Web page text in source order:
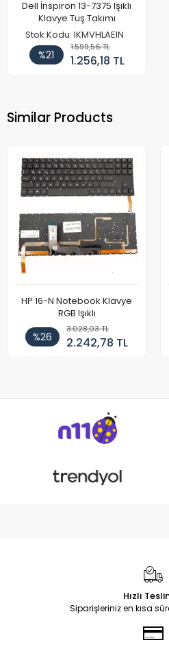
Dell İnspiron 13-7375 Işıklı
Klavye Tuş Takımı
Stok Kodu: IKMVHLAEIN
%21
1.599,56 TL
1.256,18 TL
Similar Products
HP 16-N Notebook Klavye
RGB Işıklı
%26
3.028,03 TL
2.242,78 TL
Hızlı
Siparişleriniz en kısa